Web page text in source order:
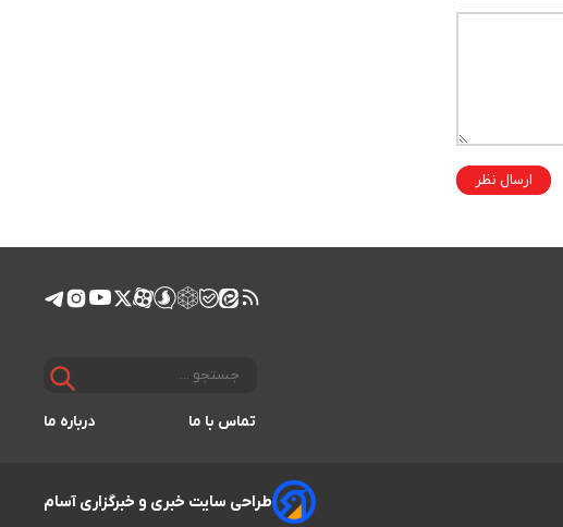
ارسال نظر
تماس با ما درباره ما
طراحی سایت خبری و خبرگزاری آسام